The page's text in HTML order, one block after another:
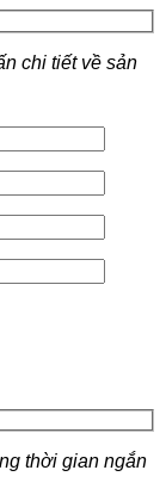
chi tiết về sản
thời gian ngắn